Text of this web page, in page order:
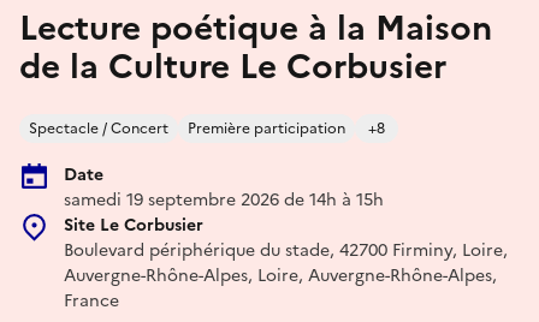
Lecture poétique à la Maison
de la Culture Le Corbusier
Spectacle / Concert Première participation +8
Date
samedi 19 septembre 2026 de 14h à 15h
Site Le Corbusier
Boulevard périphérique du stade, 42700 Firminy, Loire,
Auvergne-Rhône-Alpes, Loire, Auvergne-Rhône-Alpes,
France